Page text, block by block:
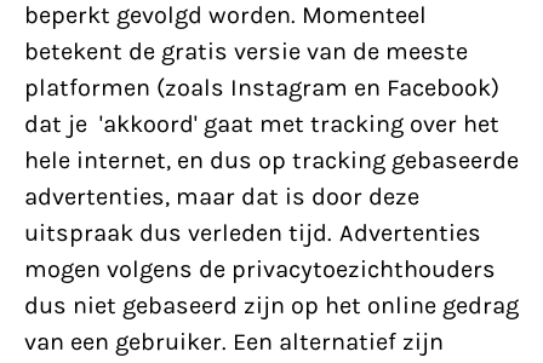
beperkt gevolgd worden. Momenteel
betekent de gratis versie van de meeste
platformen (zoals Instagram en Facebook)
dat je 'akkoord' gaat met tracking over het
hele internet, en dus op tracking gebaseerde
advertenties, maar dat is door deze
uitspraak dus verleden tijd. Advertenties
mogen volgens de privacytoezichthouders
dus niet gebaseerd zijn op het online gedrag
van een gebruiker. Een alternatief zijn